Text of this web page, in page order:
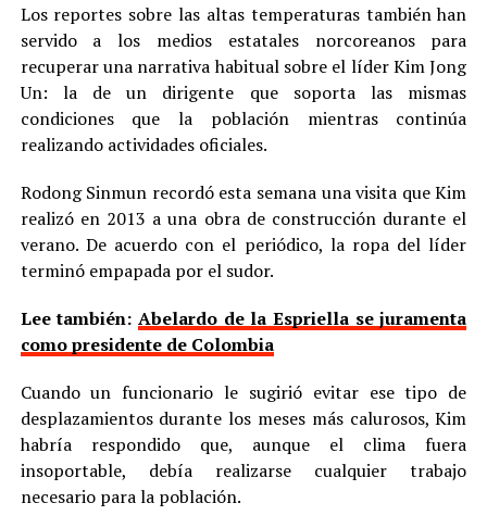
Los reportes sobre las altas temperaturas también han
servido a los medios estatales norcoreanos para
recuperar una narrativa habitual sobre el líder Kim Jong
Un: la de un dirigente que soporta las mismas
condiciones que la población mientras continúa
realizando actividades oficiales.
Rodong Sinmun recordó esta semana una visita que Kim
realizó en 2013 a una obra de construcción durante el
verano. De acuerdo con el periódico, la ropa del líder
terminó empapada por el sudor.
Lee también: Abelardo de la Espriella se juramenta
como presidente de Colombia
Cuando un funcionario le sugirió evitar ese tipo de
desplazamientos durante los meses más calurosos, Kim
habría respondido que, aunque el clima fuera
insoportable, debía realizarse cualquier trabajo
necesario para la población.